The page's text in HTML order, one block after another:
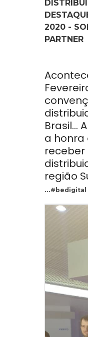
2020 -
PARTNER
Brasil...
a honra
região
...#bedigital